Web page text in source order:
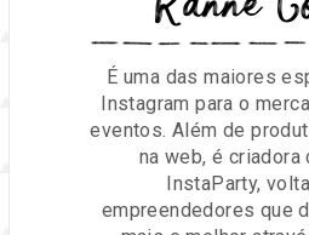
É uma das maiores
Instagram para o
eventos. Além de
na web, é criadora
InstaParty,
empreendedores que